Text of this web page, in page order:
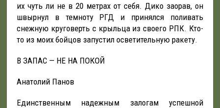
их чуть ли не в 20 метрах от себя. Дико заорав, он
швырнул в темноту РГД и принялся поливать
снежную круговерть с крыльца из своего РПК. Кто-
то из моих бойцов запустил осветительную ракету.
В ЗАПАС — НЕ НА ПОКОЙ
Анатолий Панов
Единственным надежным залогам успешной